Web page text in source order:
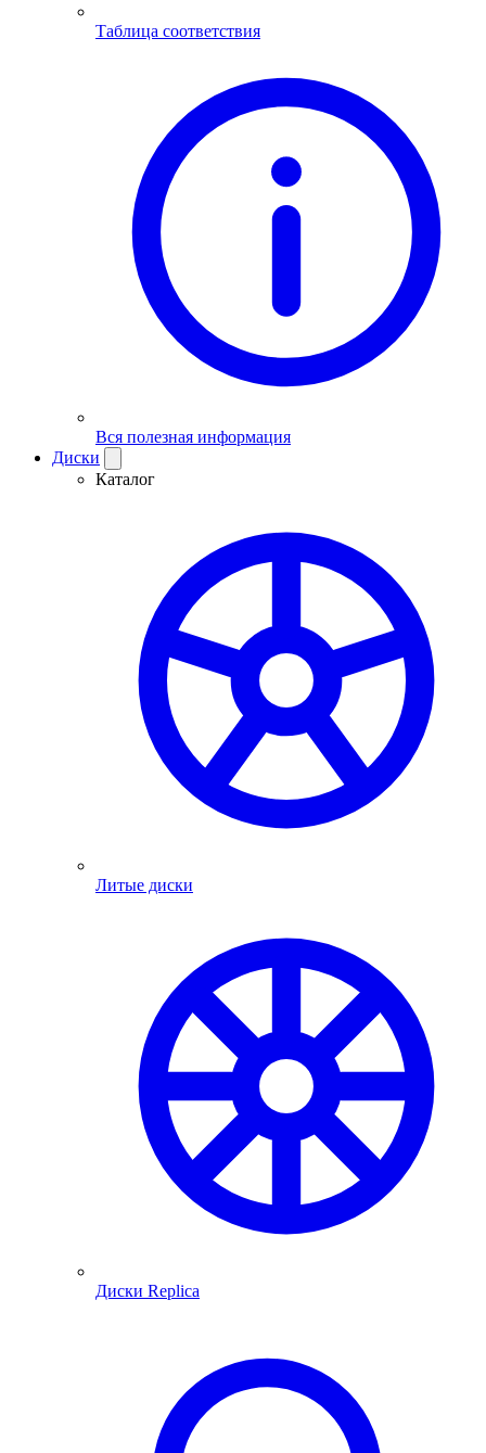
Таблица соответствия
Вся полезная информация
Диски
Каталог
Литые диски
Диски Replica